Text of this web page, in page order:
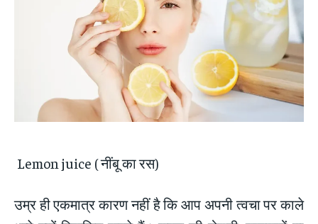
Lemon juice ( नींबू का रस)
उम्र ही एकमात्र कारण नहीं है कि आप अपनी त्वचा पर काले